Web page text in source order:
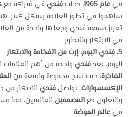
فيعام 1965 ، دخلتفندي في شراكة مع
ساهموا في تطور العلامة بشكل كبير.
تعزيز سمعة فندي وجعلها واحدة من
في الابتكار والتطور.
5. فندي اليوم: إرث من الفخامة والابتكار
اليوم، تعدفنديواحدة من أهم العلامات
الفاخرة، حيث تنتج مجموعة واسعة من
الإكسسوارات. تواصلفندي الابتكار من
والتعاون معالمصممين العالميين، مما
فيعالم الموضة.